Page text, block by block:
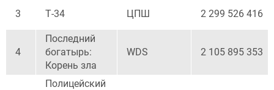
3 Т-34 ЦПШ 2 299 526 416
4
Последний
богатырь:
Корень зла
WDS 2 105 895 353
Полицейский